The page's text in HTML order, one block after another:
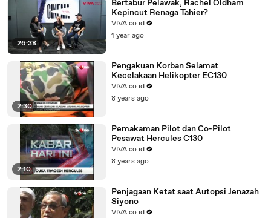
26:38
Bertabur Pelawak, Rachel Oldham
Kepincut Renaga Tahier?
VIVA.co.id
1 year ago
2:30
Pengakuan Korban Selamat
Kecelakaan Helikopter EC130
VIVA.co.id
8 years ago
2:10
Pemakaman Pilot dan Co-Pilot
Pesawat Hercules C130
VIVA.co.id
8 years ago
Penjagaan Ketat saat Autopsi Jenazah
Siyono
VIVA.co.id